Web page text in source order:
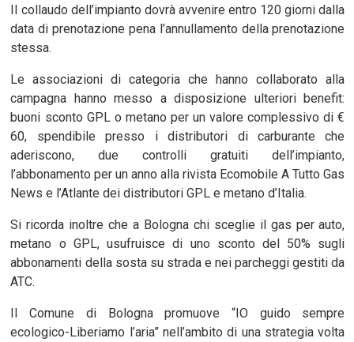
Il collaudo dell’impianto dovrà avvenire entro 120 giorni dalla
data di prenotazione pena l’annullamento della prenotazione
stessa.
Le associazioni di categoria che hanno collaborato alla
campagna hanno messo a disposizione ulteriori benefit:
buoni sconto GPL o metano per un valore complessivo di €
60, spendibile presso i distributori di carburante che
aderiscono, due controlli gratuiti dell’impianto,
l’abbonamento per un anno alla rivista Ecomobile A Tutto Gas
News e l’Atlante dei distributori GPL e metano d’Italia.
Si ricorda inoltre che a Bologna chi sceglie il gas per auto,
metano o GPL, usufruisce di uno sconto del 50% sugli
abbonamenti della sosta su strada e nei parcheggi gestiti da
ATC.
Il Comune di Bologna promuove “IO guido sempre
ecologico-Liberiamo l’aria” nell’ambito di una strategia volta